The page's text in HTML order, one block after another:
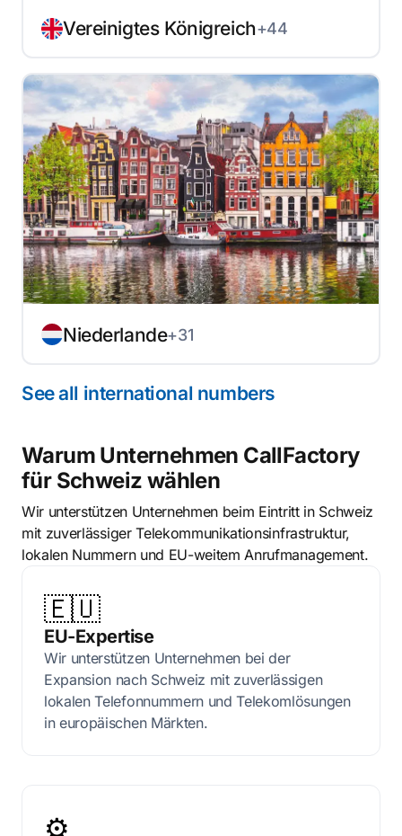
Vereinigtes Königreich+44
Niederlande+31
See all international numbers
Warum Unternehmen CallFactory
für Schweiz wählen
Wir unterstützen Unternehmen beim Eintritt in Schweiz
mit zuverlässiger Telekommunikationsinfrastruktur,
lokalen Nummern und EU-weitem Anrufmanagement.
🇪🇺
EU-Expertise
Wir unterstützen Unternehmen bei der
Expansion nach Schweiz mit zuverlässigen
lokalen Telefonnummern und Telekomlösungen
in europäischen Märkten.
⚙️